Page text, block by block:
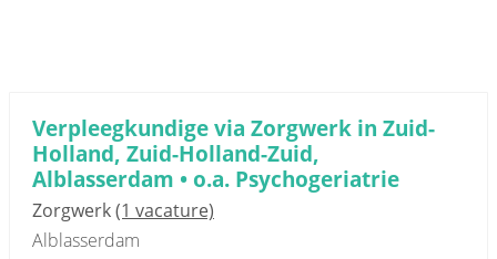
Verpleegkundige via Zorgwerk in Zuid-
Holland, Zuid-Holland-Zuid,
Alblasserdam • o.a. Psychogeriatrie
Zorgwerk(1 vacature)
Alblasserdam